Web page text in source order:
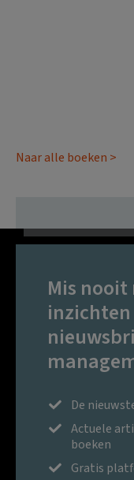
Naar alle boeken >
Mis
De
Actuele
boeken
Gratis